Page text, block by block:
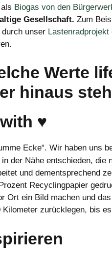
Biogas von den
Gesellschaft. Zum
unser Lastenradprojekt
Werte
hinaus
♥
Ecke“. Wir haben uns
der Nähe entschieden, die
und dementsprechend
Recyclingpapier
Ort ein Bild machen und
Kilometer zurücklegen, bis